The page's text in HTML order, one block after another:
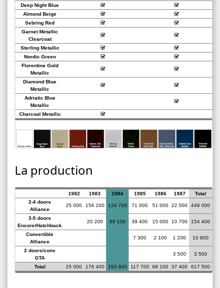
Deep Night Blue
Almond Beige
Sebring Red
Garnet Metallic
Clearcoat
Sterling Metallic
Nordic Green
Florentine Gold
Metallic
Diamond Blue
Metallic
Adriatic Blue
Metallic
Charcoal Metallic
La production
1982 1983 1984 1985 1986 1987
Total
2-4 doors
Alliance
25 000 156 200 124 700 71 000 51 000 22 000 449 000
3-5 doors
Encore/Hatchback
20 200 69 100 39 400 15 000 10 700 154 400
Convertible
Alliance
7 300 2 100 1 200 10 600
2 doors/conv
GTA
3 500 3 500
Total 25 000 176 400 193 800 117 700 68 100 37 400 617 500